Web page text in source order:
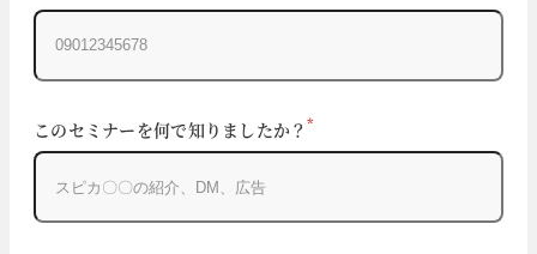
このセミナーを何で知りましたか？*